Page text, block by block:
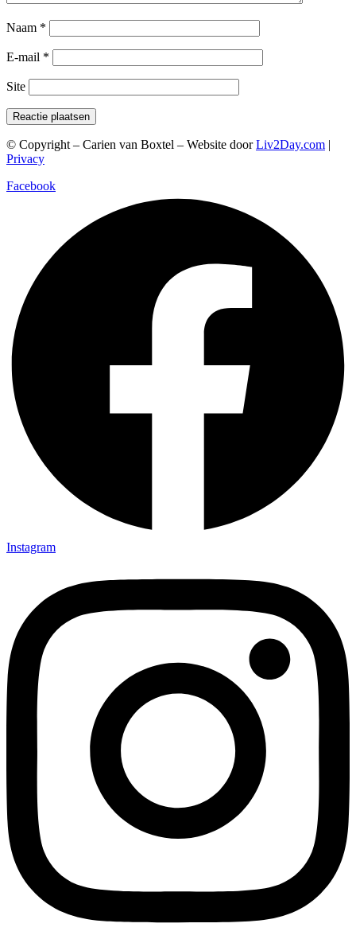
Naam *
E-mail *
Site
© Copyright – Carien van Boxtel – Website doorLiv2Day.com |
Privacy
Facebook
Instagram